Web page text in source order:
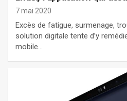
7 mai 2020
Excès de fatigue, surmenage,
solution digitale tente d’y
mobile…